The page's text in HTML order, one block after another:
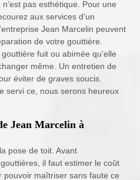
pas esthétique. Pour une
aux services d’un
Jean Marcelin peuvent
de votre gouttière.
fuit ou abimée qu’elle
même. Un entretien de
éviter de graves soucis.
servi ce, nous serons heureux
Jean Marcelin à
pose de toit. Avant
il faut estimer le coût
pouvoir maîtriser sans faute ce